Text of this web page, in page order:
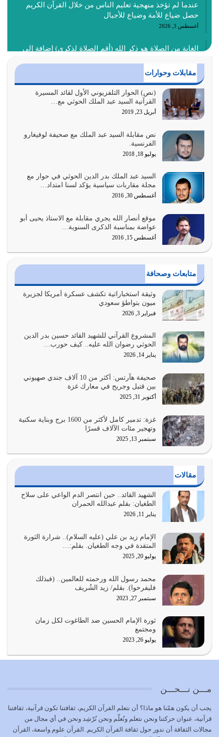
عندما لم تؤخذ منهجية تعليم الناس من خلال القرآن الكريم
حصل ضياع للأمة وضياع للأجيال
أغسطس 3, 2026
الغاية من الصلاة هو ذكر الله (أقم الصلاة لذكري) إضافة إلى
أغسطس 2, 2026
السبب الرئيسي لشقاء الأمة الابتعاد عن كتاب الله والتعدي
لحدود الله بالإضافات للدين
أغسطس 1, 2026
أبرز أسباب الشقاء هو الإعراض عن ذكر الله وعن هدى الله
المتمثل في القرآن الكريم
يوليو 31, 2026
أولياء الشيطان كلما كانوا أكثر ولاءً وطاعة للشيطان كلما كانوا
أكثر ضعفاً
يوليو 30, 2026
وعد الله تعالى من يُقتل في سبيله بالحياة الأبدية والرزق
والاستبشار والنجاة والخلود في…
يوليو 29, 2026
القرآن الكريم هو أهم مصدر لمعرفة رسول الله معرفة سيرته
معرفة شخصيته معرفة عظمته
يوليو 28, 2026
هل نحن من الصالحين؟ قيِّم نفسك هنا اترك القرآن على أصله
وأعرض نفسك، وأعرض ما لديك على…
يوليو 27, 2026
عندما يكون عدوك هو عدو الله معناه أن تكون نقاط الضعف
فيه كثيرة وسينصرك الله عليه إذا…
يوليو 26, 2026
أراد الله لهذه الأمة ان تكون خير امة أخرجت للناس بالنهوض
بالأمر بالمعروف والنهي عن…
يوليو 25, 2026
الدين الذي شرعه الله لا يجوز أن يخضع لآرائنا وأهوائنا
أي أمة تتفرق في الدين وتتفرق في كيانها معناه أنها أصبحت
أمة عاجزة عن النهوض…
يوليو 23, 2026
بحبل الله جميعاً وليس كل…
يوليو 22, 2026
يشاء ويذل من يشاء
يوليو 21, 2026
كل زمان…
يوليو 19, 2026
الوظيفة عبارة عن مسؤولية يجب النهوض بها كما ينبغي لكي
وَالْمُنْفِقِينَ…
يوليو 17, 2026
مقابلات وحوارات
(نص) الحوار التلفزيوني الأول لقائد المسيرة
القرآنية السيد عبد الملك الحوثي مع…
أبريل 23, 2019
نص مقابلة السيد عبد الملك مع صحيفة لوفيغارو
الفرنسية.
يوليو 18, 2018
السيد عبد الملك بدر الدين الحوثي في حوار مع
مجلة مقاربات سياسية يؤكد لسنا امتداد…
أغسطس 30, 2016
موقع أنصار الله يجري مقابلة مع الاستاذ يحيى أبو
عواضة بمناسبة الذكرى السنوية…
أغسطس 15, 2016
متابعات وصحافة
وثيقة استخباراتية تكشف عسكرة أمريكا لجزيرة
ميون بتواطؤ سعودي
فبراير 3, 2026
المشروع القرآني للشهيد القائد حسين بدر الدين
الحوثي رضوان الله عليه.. كيف حورب…
يناير 14, 2026
صحيفة هآرتس: أكثر من 10 آلاف جندي صهيوني
بين قتيل وجريح في معارك غزة
أكتوبر 31, 2025
غزة: تدمير كامل لأكثر من 1600 برج وبناية سكنية
وتهجير مئات الآلاف قسرًا
سبتمبر 13, 2025
مقالات
الشهيد القائد.. حين انتصر الدم الواعي على سلاح
الطغيان: بقلم عبدالله الحمران
يناير 11, 2026
الإمام زيد بن علي (عليه السلام).. شرارة الثورة
المتقدة في وجه الطغيان. بقلم:…
يوليو 20, 2025
محمد رسول الله ورحمته للعالمين.. (فبذلك
فليفرحوا). بقلم/ زيد الشُريف
سبتمبر 27, 2023
ثورة الإمام الحسين ضد الطاغوت لكل زمان
ومجتمع
يوليو 26, 2023
مـــن نـــحـــن
يجب أن يكون همّنا هو ماذا؟ أن نتعلم القرآن الكريم، ثقافتنا تكون قرآنية، ثقافتنا
قرآنية، عنوان حركتنا ونحن نتعلم ونُعلّم ونحن نُرْشِد ونحن في أي مجال من
مجالات الثقافة أن ندور حول ثقافة القرآن الكريم. القرآن علوم واسعة، القرآن